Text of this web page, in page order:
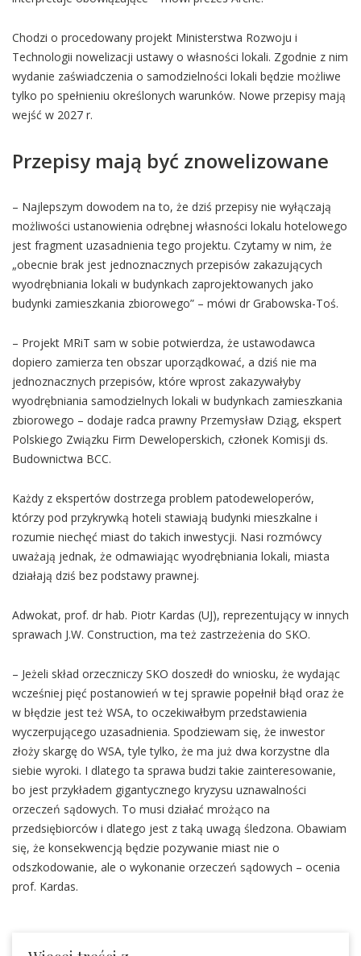
Chodzi o procedowany projekt Ministerstwa Rozwoju i
Technologii nowelizacji ustawy o własności lokali. Zgodnie z nim
wydanie zaświadczenia o samodzielności lokali będzie możliwe
tylko po spełnieniu określonych warunków. Nowe przepisy mają
wejść w 2027 r.
Przepisy mają być znowelizowane
– Najlepszym dowodem na to, że dziś przepisy nie wyłączają
możliwości ustanowienia odrębnej własności lokalu hotelowego
jest fragment uzasadnienia tego projektu. Czytamy w nim, że
„obecnie brak jest jednoznacznych przepisów zakazujących
wyodrębniania lokali w budynkach zaprojektowanych jako
budynki zamieszkania zbiorowego” – mówi dr Grabowska-Toś.
– Projekt MRiT sam w sobie potwierdza, że ustawodawca
dopiero zamierza ten obszar uporządkować, a dziś nie ma
jednoznacznych przepisów, które wprost zakazywałyby
wyodrębniania samodzielnych lokali w budynkach zamieszkania
zbiorowego – dodaje radca prawny Przemysław Dziąg, ekspert
Polskiego Związku Firm Deweloperskich, członek Komisji ds.
Budownictwa BCC.
Każdy z ekspertów dostrzega problem patodeweloperów,
którzy pod przykrywką hoteli stawiają budynki mieszkalne i
rozumie niechęć miast do takich inwestycji. Nasi rozmówcy
uważają jednak, że odmawiając wyodrębniania lokali, miasta
działają dziś bez podstawy prawnej.
Adwokat, prof. dr hab. Piotr Kardas (UJ), reprezentujący w innych
sprawach J.W. Construction, ma też zastrzeżenia do SKO.
– Jeżeli skład orzeczniczy SKO doszedł do wniosku, że wydając
wcześniej pięć postanowień w tej sprawie popełnił błąd oraz że
w błędzie jest też WSA, to oczekiwałbym przedstawienia
wyczerpującego uzasadnienia. Spodziewam się, że inwestor
złoży skargę do WSA, tyle tylko, że ma już dwa korzystne dla
siebie wyroki. I dlatego ta sprawa budzi takie zainteresowanie,
bo jest przykładem gigantycznego kryzysu uznawalności
orzeczeń sądowych. To musi działać mrożąco na
przedsiębiorców i dlatego jest z taką uwagą śledzona. Obawiam
się, że konsekwencją będzie pozywanie miast nie o
odszkodowanie, ale o wykonanie orzeczeń sądowych – ocenia
prof. Kardas.